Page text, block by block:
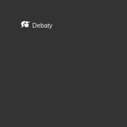
Debaty